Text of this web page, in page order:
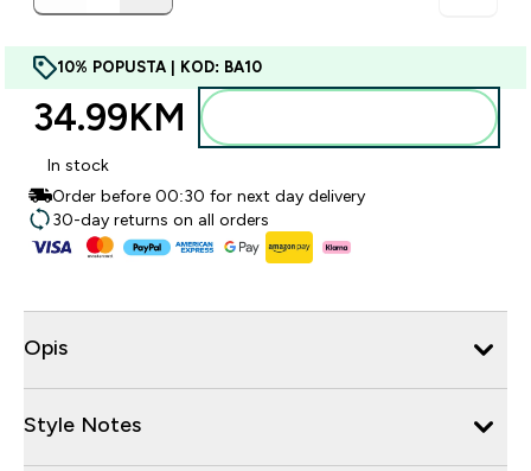
10% POPUSTA | KOD: BA10
34.99KM‎
In stock
Order before 00:30 for next day delivery
30-day returns on all orders
Opis
Style Notes